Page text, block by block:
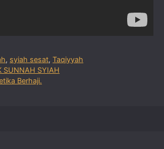
, syiah sesat,Taqiyyah
SUNNAH SYIAH
Berhaji.